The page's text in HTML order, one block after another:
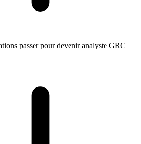
passer pour devenir analyste GRC